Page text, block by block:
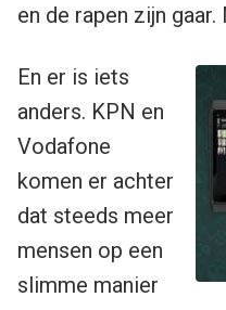
en de rapen zijn
En er is iets
anders. KPN en
Vodafone
komen er achter
dat steeds meer
mensen op een
slimme manier